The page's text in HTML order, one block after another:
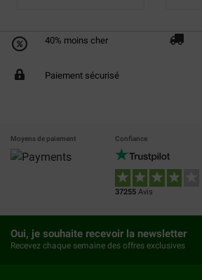
40% moins cher
Paiement sécurisé
Moyens de paiement Confiance
37255 Avis
Oui, je souhaite recevoir la newsletter
Recevez chaque semaine des offres exclusives